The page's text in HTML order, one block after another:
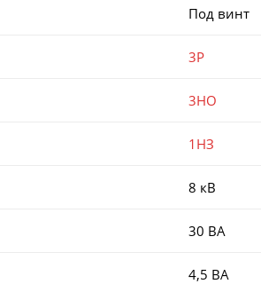
Под винт
3P
3НО
1НЗ
8 кВ
30 ВА
4,5 ВА